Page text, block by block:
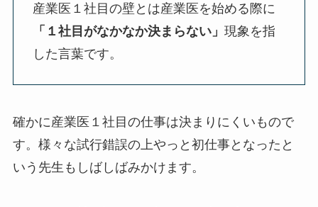
産業医１社目の壁とは産業医を始める際に
「１社目がなかなか決まらない」 現象を指
した言葉です。
確かに産業医１社目の仕事は決まりにくいもので
す。様々な試行錯誤の上やっと初仕事となったと
いう先生もしばしばみかけます。